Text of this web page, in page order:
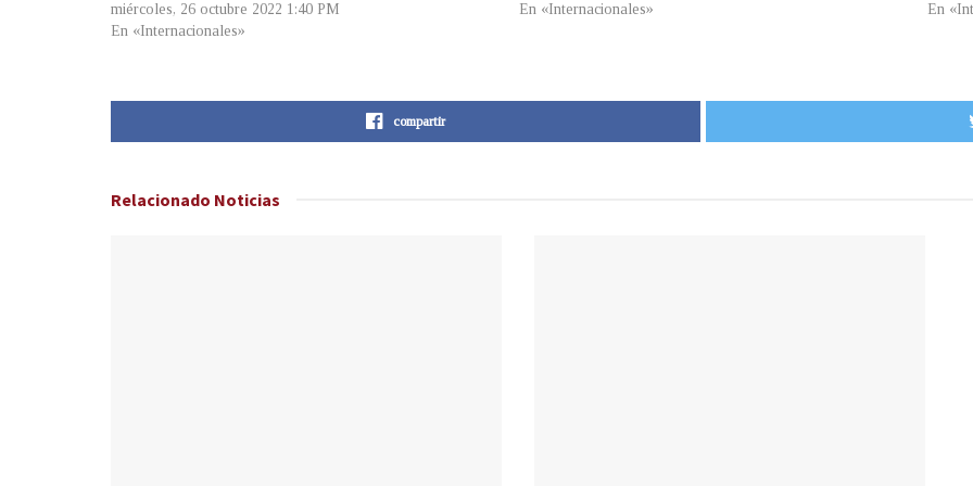
miércoles, 26 octubre 2022 1:40 PM
En «Internacionales»
En «Internacionales»
En
compartir
Relacionado Noticias